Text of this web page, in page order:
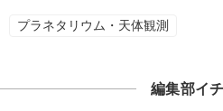
プラネタリウム・天体観測
編集部イ